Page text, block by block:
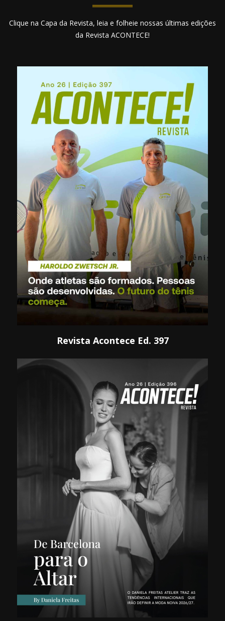
Clique na Capa da Revista, leia e folheie nossas últimas edições
da Revista ACONTECE!
Revista Acontece Ed. 397